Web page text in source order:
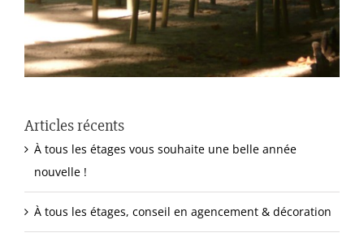
Articles récents
À tous les étages vous souhaite une belle année
nouvelle !
À tous les étages, conseil en agencement & décoration